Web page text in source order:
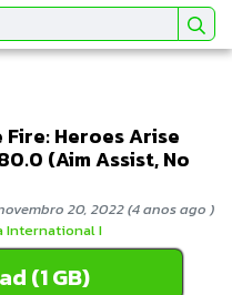
Fire: Heroes Arise
(Aim Assist, No
20, 2022 (4 anos ago )
International I
(1 GB)